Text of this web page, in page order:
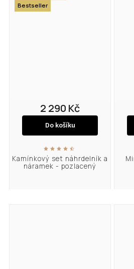
Bestseller
Kamínkový set náhrdelník a
náramek - pozlacený
2 290 Kč
Do košíku